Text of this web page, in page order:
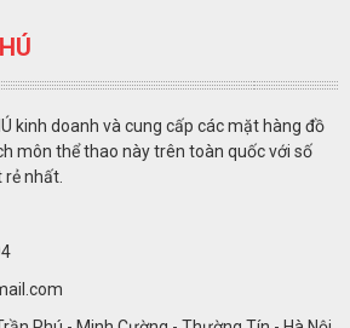
kinh doanh và cung cấp các mặt hàng đồ
môn thể thao này trên toàn quốc với số
rẻ nhất.